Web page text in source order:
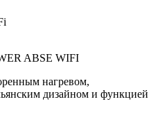
ABSE WIFI
нагревом,
дизайном и функцией